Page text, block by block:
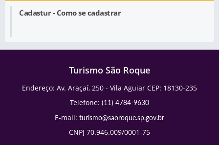
Cadastur - Como se cadastrar
Turismo São Roque
Endereço: Av. Araçaí, 250 - Vila Aguiar CEP: 18130-235
Telefone: (11) 4784-9630
E-mail: turismo@saoroque.sp.gov.br
CNPJ 70.946.009/0001-75